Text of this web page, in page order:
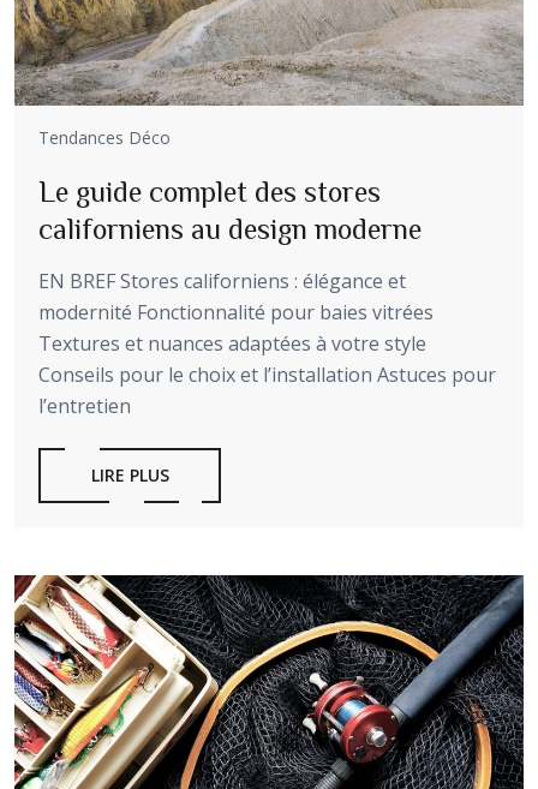
Tendances Déco
Le guide complet des stores
californiens au design moderne
EN BREF Stores californiens : élégance et
modernité Fonctionnalité pour baies vitrées
Textures et nuances adaptées à votre style
Conseils pour le choix et l’installation Astuces pour
l’entretien
LIRE PLUS